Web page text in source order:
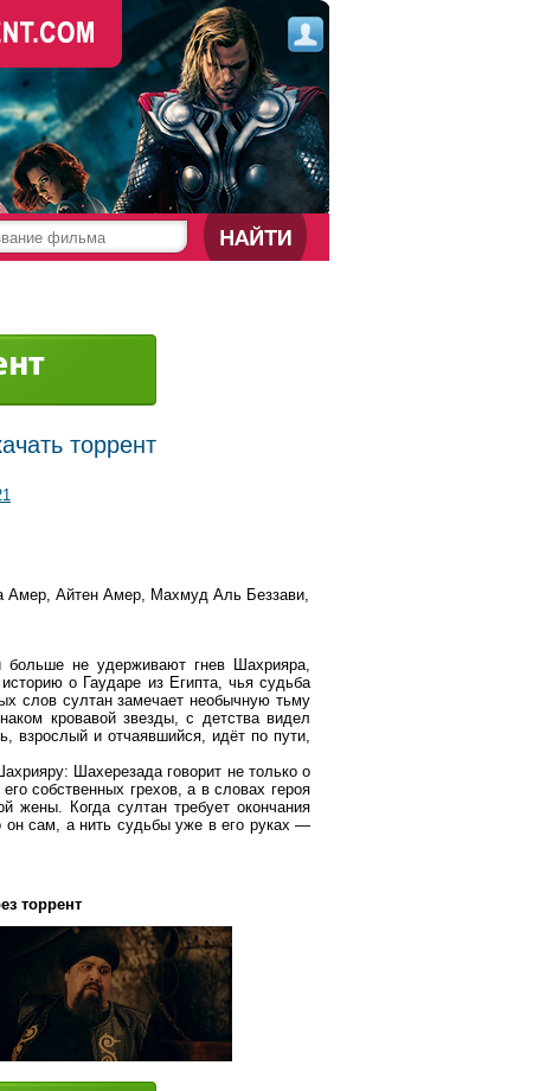
торрент
Айтен Амер, Махмуд Аль Беззави,
больше не удерживают гнев Шахрияра,
о Гаударе из Египта, чья судьба
слов султан замечает необычную тьму
кровавой звезды, с детства видел
взрослый и отчаявшийся, идёт по пути,
Шахерезада говорит не только о
собственных грехов, а в словах героя
жены. Когда султан требует окончания
он сам, а нить судьбы уже в его руках —
торрент